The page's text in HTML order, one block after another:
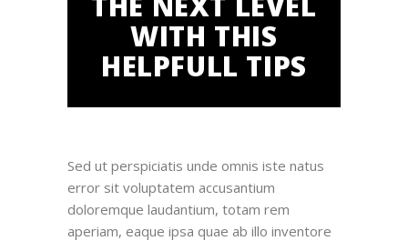
WITH THIS
HELPFULL TIPS
Sed ut perspiciatis unde omnis iste natus
error sit voluptatem accusantium
doloremque laudantium, totam rem
aperiam, eaque ipsa quae ab illo inventore